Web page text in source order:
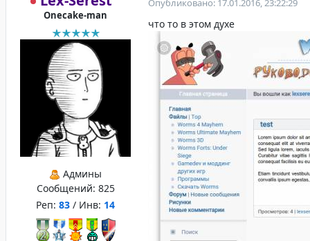
Onecake-man
Админы
Сообщений: 825
Реп: 83 / Инв: 14
Опубликовано: 17.01.2016, 23:22:29
что то в этом духе